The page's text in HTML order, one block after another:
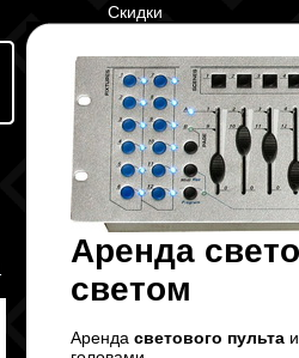
Скидки
Аренда
светом
Аренда светового пульта